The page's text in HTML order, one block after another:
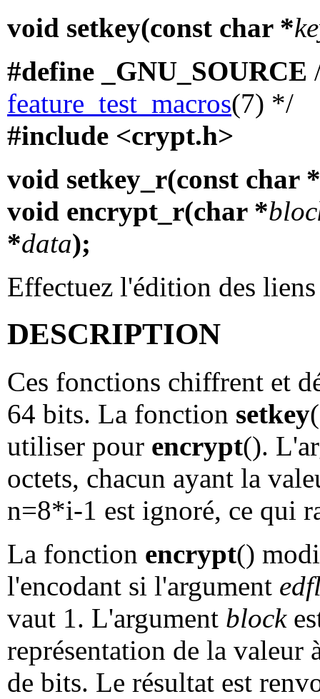
void setkey(const char *
#define _GNU_SOURCE
feature_test_macros(7) */
#include <crypt.h>
void setkey_r(const char *
void encrypt_r(char *
*data);
Effectuez l'édition des
DESCRIPTION
Ces fonctions chiffrent et
64 bits. La fonction setkey
utiliser pour encrypt().
octets, chacun ayant la
n=8*i-1 est ignoré, ce qui
La fonction encrypt()
l'encodant si l'argument
vaut 1. L'argument block
représentation de la valeur
de bits. Le résultat est